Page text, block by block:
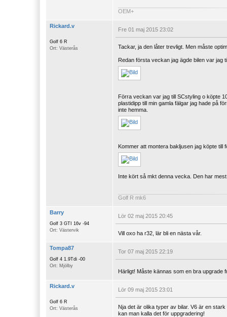
OEM+
Rickard.v
Golf 6 R
Ort: Västerås
Fre 01 maj 2015 23:02
Tackar, ja den låter trevligt. Men måste
Redan första veckan jag ägde bilen var jag
Förra veckan var jag till SCstyling o köpte
plastidipp till min gamla fälgar jag hade på
inte hemma.
Kommer att montera bakljusen jag köpte till
Inte kört så mkt denna vecka. Den har
Golf R mk6
Barry
Golf 3 GTI 16v -94
Ort: Västervik
Lör 02 maj 2015 20:45
Vill oxo ha r32, lär bli en nästa vår.
Tompa87
Golf 4 1.9Tdi -00
Ort: Mjölby
Tor 07 maj 2015 22:19
Härligt! Måste kännas som en bra upgrade
Rickard.v
Golf 6 R
Ort: Västerås
Lör 09 maj 2015 23:01
Nja det är olika typer av bilar. V6 är en
kan man kalla det för uppgradering!